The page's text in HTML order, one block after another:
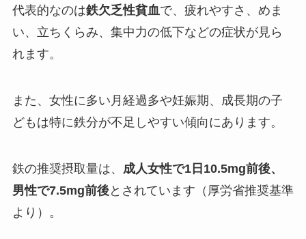
代表的なのは鉄欠乏性貧血で、疲れやすさ、めま
い、立ちくらみ、集中力の低下などの症状が見ら
れます。
また、女性に多い月経過多や妊娠期、成長期の子
どもは特に鉄分が不足しやすい傾向にあります。
鉄の推奨摂取量は、 成人女性で1日10.5mg前後、
男性で7.5mg前後とされています（厚労省推奨基準
より）。